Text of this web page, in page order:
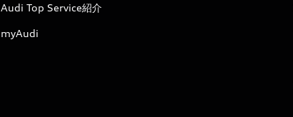
Audi Top Service紹介
myAudi